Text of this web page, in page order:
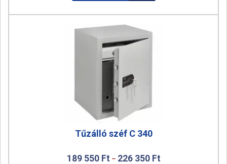
Tűzálló széf C 340
189 550 Ft – 226 350 Ft